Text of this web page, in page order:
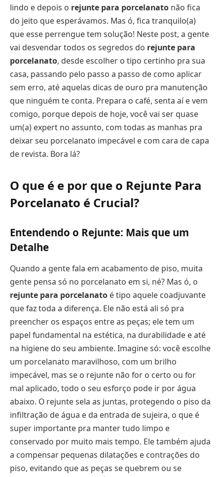
lindo e depois o rejunte para porcelanato não fica
do jeito que esperávamos. Mas ó, fica tranquilo(a)
que esse perrengue tem solução! Neste post, a gente
vai desvendar todos os segredos do rejunte para
porcelanato, desde escolher o tipo certinho pra sua
casa, passando pelo passo a passo de como aplicar
sem erro, até aquelas dicas de ouro pra manutenção
que ninguém te conta. Prepara o café, senta aí e vem
comigo, porque depois de hoje, você vai ser quase
um(a) expert no assunto, com todas as manhas pra
deixar seu porcelanato impecável e com cara de capa
de revista. Bora lá?
O que é e por que o Rejunte Para
Porcelanato é Crucial?
Entendendo o Rejunte: Mais que um
Detalhe
Quando a gente fala em acabamento de piso, muita
gente pensa só no porcelanato em si, né? Mas ó, o
rejunte para porcelanato é tipo aquele coadjuvante
que faz toda a diferença. Ele não está ali só pra
preencher os espaços entre as peças; ele tem um
papel fundamental na estética, na durabilidade e até
na higiene do seu ambiente. Imagine só: você escolhe
um porcelanato maravilhoso, com um brilho
impecável, mas se o rejunte não for o certo ou for
mal aplicado, todo o seu esforço pode ir por água
abaixo. O rejunte sela as juntas, protegendo o piso da
infiltração de água e da entrada de sujeira, o que é
super importante pra manter tudo limpo e
conservado por muito mais tempo. Ele também ajuda
a compensar pequenas dilatações e contrações do
piso, evitando que as peças se quebrem ou se